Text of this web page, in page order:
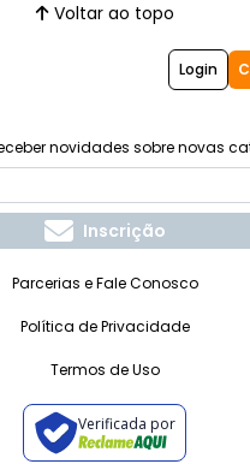
Voltar ao topo
Login
novidades sobre novas
Inscrição
Parcerias e Fale Conosco
Política de Privacidade
Termos de Uso
Verificada por